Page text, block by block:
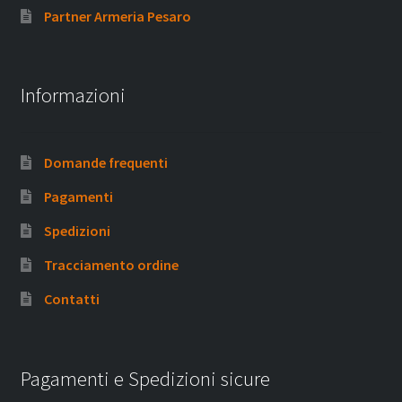
Partner Armeria Pesaro
Informazioni
Domande frequenti
Pagamenti
Spedizioni
Tracciamento ordine
Contatti
Pagamenti e Spedizioni sicure